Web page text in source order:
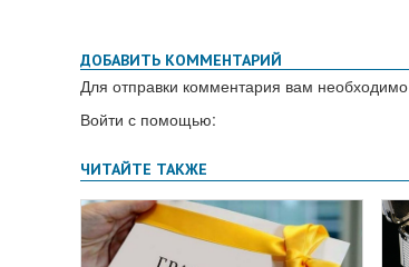
ДОБАВИТЬ КОММЕНТАРИЙ
Для отправки комментария вам необходимо
Войти с помощью: